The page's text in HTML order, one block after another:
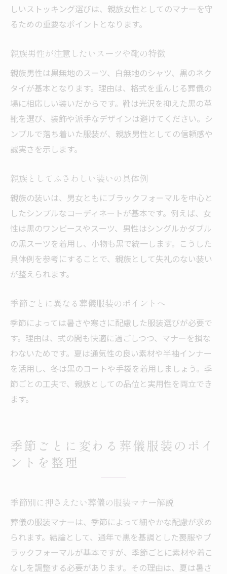
しいストッキング選びは、親族女性としてのマナーを守
るための重要なポイントとなります。
親族男性が注意したいスーツや靴の特徴
親族男性は黒無地のスーツ、白無地のシャツ、黒のネク
タイが基本となります。理由は、格式を重んじる葬儀の
場に相応しい装いだからです。靴は光沢を抑えた黒の革
靴を選び、装飾や派手なデザインは避けてください。シ
ンプルで落ち着いた服装が、親族男性としての信頼感や
誠実さを示します。
親族としてふさわしい装いの具体例
親族の装いは、男女ともにブラックフォーマルを中心と
したシンプルなコーディネートが基本です。例えば、女
性は黒のワンピースやスーツ、男性はシングルかダブル
の黒スーツを着用し、小物も黒で統一します。こうした
具体例を参考にすることで、親族として失礼のない装い
が整えられます。
季節ごとに異なる葬儀服装のポイントへ
季節によっては暑さや寒さに配慮した服装選びが必要で
す。理由は、式の間も快適に過ごしつつ、マナーを損な
わないためです。夏は通気性の良い素材や半袖インナー
を活用し、冬は黒のコートや手袋を着用しましょう。季
節ごとの工夫で、親族としての品位と実用性を両立でき
ます。
季節ごとに変わる葬儀服装のポイ
ントを整理
季節別に押さえたい葬儀の服装マナー解説
葬儀の服装マナーは、季節によって細やかな配慮が求め
られます。結論として、通年で黒を基調とした喪服やブ
ラックフォーマルが基本ですが、季節ごとに素材や着こ
なしを調整する必要があります。その理由は、夏は暑さ